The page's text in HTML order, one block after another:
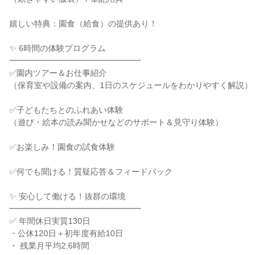
嬉しい特典：園食（給食）の提供あり！
✨️ 6時間の体験プログラム
━━━━━━━━━━━━━━━━
✅️園内ツアー＆お仕事紹介
（保育室や設備の案内、1日のスケジュールをわかりやすく解説）
✅️子どもたちとのふれあい体験
（遊び・絵本の読み聞かせなどのサポート＆見守り体験）
✅️お楽しみ！園食の試食体験
✅️何でも聞ける！質疑応答＆フィードバック
✨️ 安心して働ける！抜群の環境
━━━━━━━━━━━━━━━━
✅️ 年間休日実質130日
・公休120日＋初年度有給10日
・ 残業月平均2.6時間